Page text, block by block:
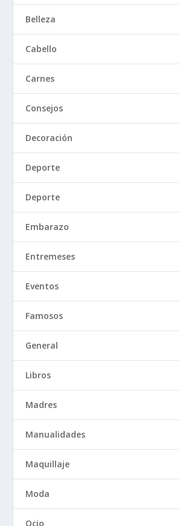
Belleza
Cabello
Carnes
Consejos
Decoración
Deporte
Deporte
Embarazo
Entremeses
Eventos
Famosos
General
Libros
Madres
Manualidades
Maquillaje
Moda
Ocio